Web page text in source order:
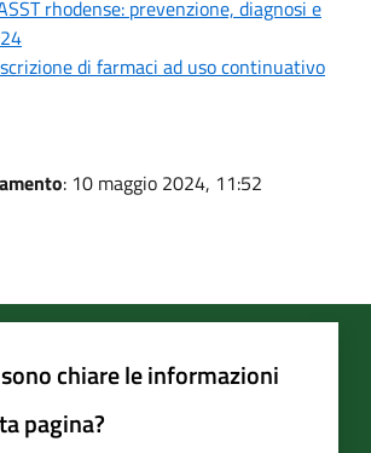
rhodense: prevenzione, diagnosi e
di farmaci ad uso continuativo
: 10 maggio 2024, 11:52
chiare le informazioni
pagina?